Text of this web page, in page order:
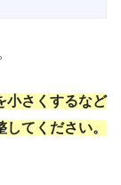
小さくするなど
てください。